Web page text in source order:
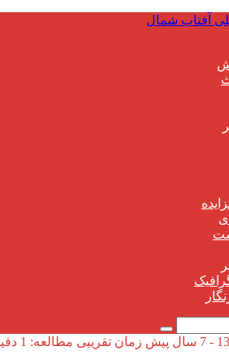
زمان تقریبی مطالعه: 1 دقیقه